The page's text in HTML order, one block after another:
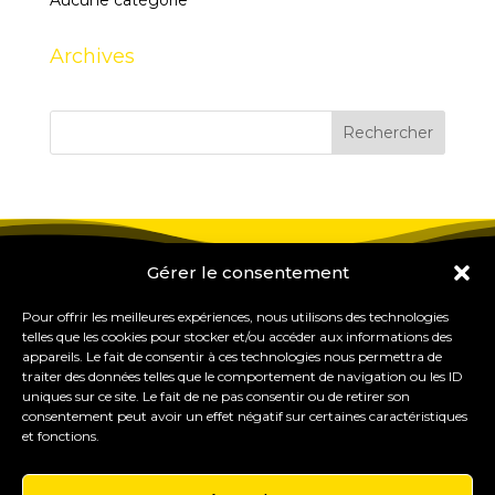
Gérer le consentement
Pour offrir les meilleures expériences, nous utilisons des technologies
telles que les cookies pour stocker et/ou accéder aux informations des
appareils. Le fait de consentir à ces technologies nous permettra de
traiter des données telles que le comportement de navigation ou les ID
uniques sur ce site. Le fait de ne pas consentir ou de retirer son
consentement peut avoir un effet négatif sur certaines caractéristiques
et fonctions.
Archives